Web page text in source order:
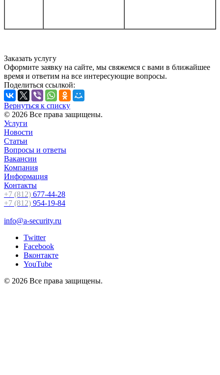
Заказать услугу
Оформите заявку на сайте, мы свяжемся с вами в ближайшее
время и ответим на все интересующие вопросы.
Поделиться ссылкой:
Вернуться к списку
© 2026 Все права защищены.
Услуги
Новости
Статьи
Вопросы и ответы
Вакансии
Компания
Информация
Контакты
+7 (812) 677-44-28
+7 (812) 954-19-84
info@a-security.ru
Twitter
Facebook
Вконтакте
YouTube
© 2026 Все права защищены.